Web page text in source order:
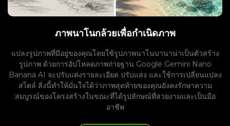
ภาพนาโนกล้วยเพื่อกำเนิดภาพ
แปลงรูปภาพที่มีอยู่ของคุณโดยใช้รูปภาพนาโนบานาน่าเป็นตัวสร้าง
รูปภาพ ด้วยการอัปโหลดภาพถ่ายฐาน Google Gemini Nano
Banana AI จะปรับแต่งรายละเอียด ปรับแสง และใช้การเปลี่ยนแปลง
สไตล์ สิ่งนี้ทำให้มั่นใจได้ว่าภาพสุดท้ายของคุณยังคงรักษาความ
สมบูรณ์ของโครงสร้างในขณะที่ได้รูปลักษณ์ที่สวยงามและเป็นมือ
อาชีพ